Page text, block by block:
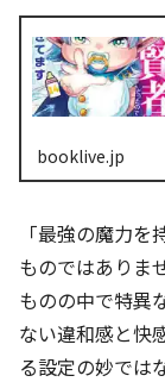
booklive.jp
「最強の魔力
ものではありま
ものの中で特異
ない違和感と快
る設定の妙では